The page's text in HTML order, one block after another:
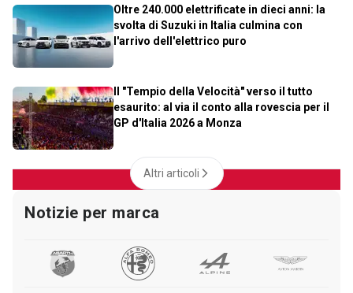
Oltre 240.000 elettrificate in dieci anni: la
svolta di Suzuki in Italia culmina con
l'arrivo dell'elettrico puro
Il "Tempio della Velocità" verso il tutto
esaurito: al via il conto alla rovescia per il
GP d'Italia 2026 a Monza
Altri articoli
Notizie per marca